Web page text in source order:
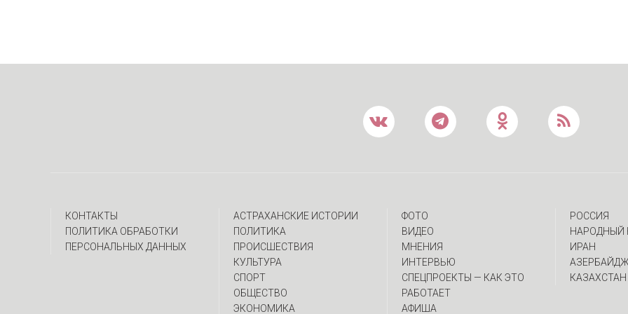
КОНТАКТЫ
ПОЛИТИКА ОБРАБОТКИ
ПЕРСОНАЛЬНЫХ ДАННЫХ
АСТРАХАНСКИЕ ИСТОРИИ
ПОЛИТИКА
ПРОИСШЕСТВИЯ
КУЛЬТУРА
СПОРТ
ОБЩЕСТВО
ЭКОНОМИКА
ФОТО
ВИДЕО
МНЕНИЯ
ИНТЕРВЬЮ
CПЕЦПРОЕКТЫ — КАК ЭТО
РАБОТАЕТ
АФИША
РОССИЯ
НАРОДНЫЙ
ИРАН
КАЗАХСТАН